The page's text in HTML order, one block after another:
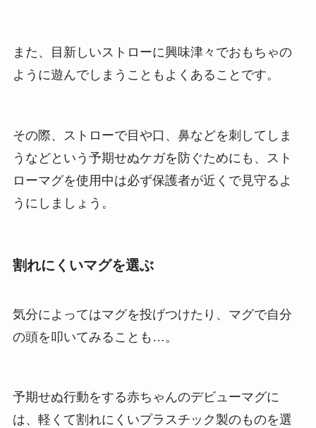
また、目新しいストローに興味津々でおもちゃの
ように遊んでしまうこともよくあることです。
その際、ストローで目や口、鼻などを刺してしま
うなどという予期せぬケガを防ぐためにも、スト
ローマグを使用中は必ず保護者が近くで見守るよ
うにしましょう。
割れにくいマグを選ぶ
気分によってはマグを投げつけたり、マグで自分
の頭を叩いてみることも…。
予期せぬ行動をする赤ちゃんのデビューマグに
は、軽くて割れにくいプラスチック製のものを選